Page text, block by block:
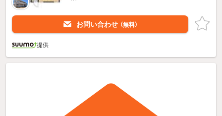
お問い合わせ （無料）
提供